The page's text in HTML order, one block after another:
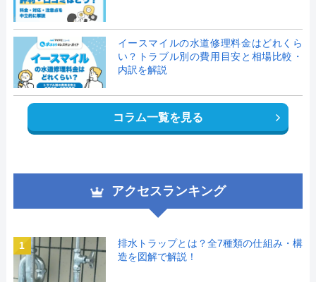
イースマイルの水道修理料金はどれくら
い？トラブル別の費用目安と相場比較・
内訳を解説
コラム一覧を見る
アクセスランキング
1
排水トラップとは？全7種類の仕組み・構
造を図解で解説！